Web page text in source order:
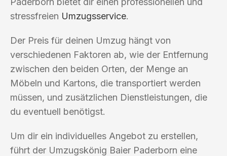
stressfreien Umzugsservice.
Der Preis für deinen Umzug hängt von
verschiedenen Faktoren ab, wie der Entfernung
zwischen den beiden Orten, der Menge an
Möbeln und Kartons, die transportiert werden
müssen, und zusätzlichen Dienstleistungen, die
du eventuell benötigst.
Um dir ein individuelles Angebot zu erstellen,
führt der Umzugskönig Baier Paderborn eine